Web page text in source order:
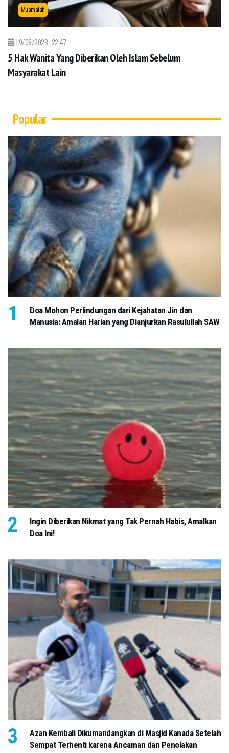
Muamalah
19/08/2023 22:47
5 Hak Wanita Yang Diberikan Oleh Islam Sebelum
Masyarakat Lain
Popular
Doa Mohon Perlindungan dari Kejahatan Jin dan
Manusia: Amalan Harian yang Dianjurkan Rasulullah SAW
Ingin Diberikan Nikmat yang Tak Pernah Habis, Amalkan
Doa Ini!
Azan Kembali Dikumandangkan di Masjid Kanada Setelah
Sempat Terhenti karena Ancaman dan Penolakan